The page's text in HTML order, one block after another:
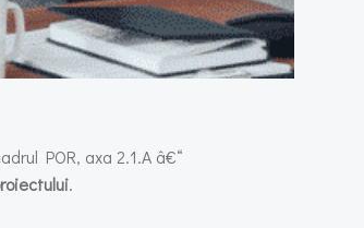
POR, axa 2.1.A â€“
.